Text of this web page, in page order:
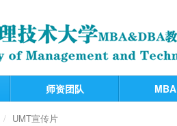
师资团队 MBA
UMT宣传片